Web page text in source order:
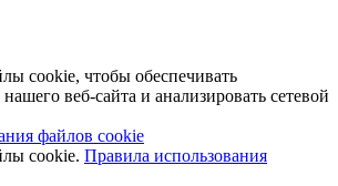
cookie, чтобы обеспечивать
веб-сайта и анализировать сетевой
файлов cookie
cookie. Правила использования